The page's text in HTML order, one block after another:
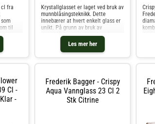
cl fra
til
uten
Les mer her
Krystallglasset er laget ved bruk av
munnblåsingsteknikk. Dette
innebærer at hvert enkelt glass er
unikt. På grunn av bruk av
munnblåsingsteknikken kan det
oppstå små luftbobler, men de er
bare en del av sjarmen. Hvis du
allerede har dekket bordet me
Cl -
-
Frederik Bagger - Crispy
Aqua Vannglass 23 Cl 2
Stk Citrine